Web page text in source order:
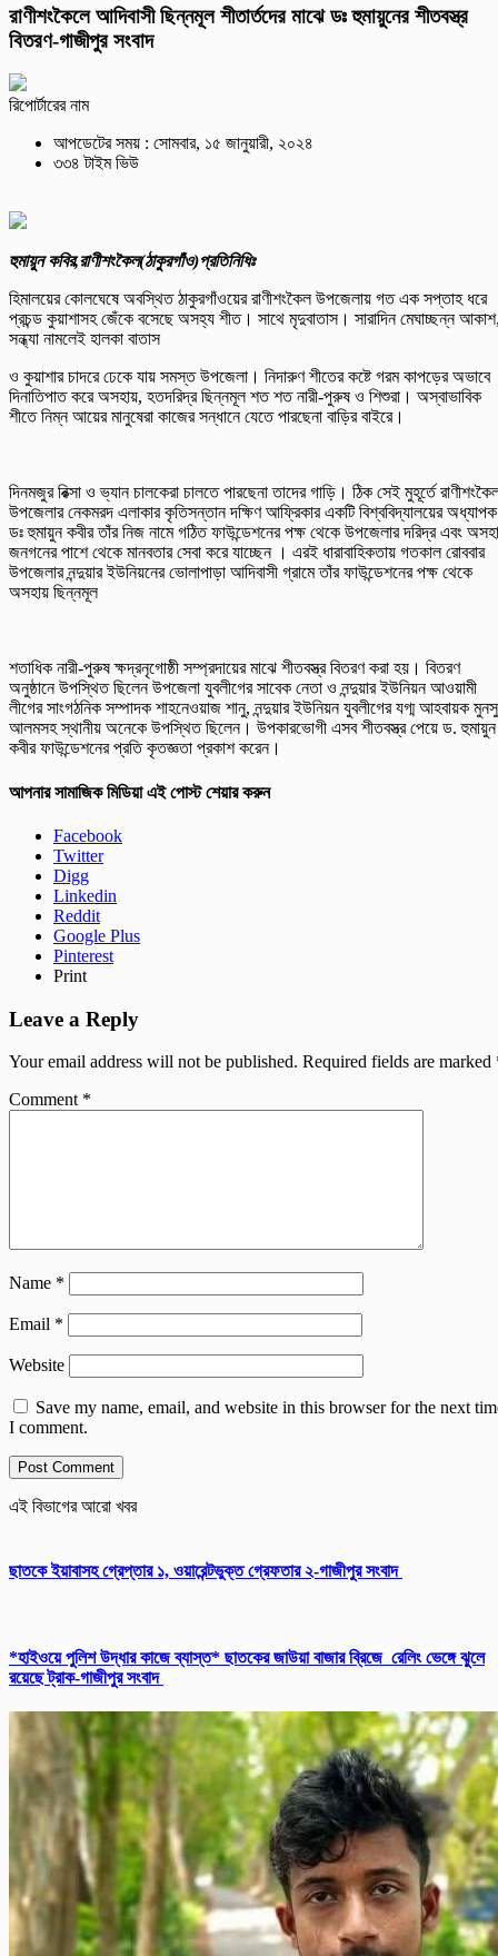
রাণীশংকৈলে আদিবাসী ছিন্নমূল শীতার্তদের মাঝে ডঃ হুমায়ুনের শীতবস্ত্র
বিতরণ-গাজীপুর সংবাদ
রিপোর্টারের নাম
আপডেটের সময় : সোমবার, ১৫ জানুয়ারী, ২০২৪
৩৩৪ টাইম ভিউ
হুমায়ুন কবির,রাণীশংকৈল(ঠাকুরগাঁও)প্রতিনিধিঃ
হিমালয়ের কোলঘেষে অবস্থিত ঠাকুরগাঁওয়ের রাণীশংকৈল উপজেলায় গত এক সপ্তাহ ধরে
প্রচন্ড কুয়াশাসহ জেঁকে বসেছে অসহ্য শীত। সাথে মৃদুবাতাস। সারাদিন মেঘাচ্ছন্ন
সন্ধ্যা নামলেই হালকা বাতাস
ও কুয়াশার চাদরে ঢেকে যায় সমস্ত উপজেলা। নিদারুণ শীতের কষ্টে গরম কাপড়ের অভাবে
দিনাতিপাত করে অসহায়, হতদরিদ্র ছিন্নমূল শত শত নারী-পুরুষ ও শিশুরা। অস্বাভাবিক
শীতে নিম্ন আয়ের মানুষেরা কাজের সন্ধানে যেতে পারছেনা বাড়ির বাইরে।
দিনমজুর রিক্সা ও ভ্যান চালকেরা চালতে পারছেনা তাদের গাড়ি। ঠিক সেই মুহূর্তে
উপজেলার নেকমরদ এলাকার কৃতিসন্তান দক্ষিণ আফ্রিকার একটি বিশ্ববিদ্যালয়ের অধ্যাপক
ডঃ হুমায়ুন কবীর তাঁর নিজ নামে গঠিত ফাউন্ডেশনের পক্ষ থেকে উপজেলার দরিদ্র এবং
জনগনের পাশে থেকে মানবতার সেবা করে যাচ্ছেন । এরই ধারাবাহিকতায় গতকাল রোববার
উপজেলার নন্দুয়ার ইউনিয়নের ভোলাপাড়া আদিবাসী গ্রামে তাঁর ফাউন্ডেশনের পক্ষ থেকে
অসহায় ছিন্নমূল
শতাধিক নারী-পুরুষ ক্ষদ্রনৃগোষ্ঠী সম্প্রদায়ের মাঝে শীতবস্ত্র বিতরণ করা হয়। বিতরণ
অনুষ্ঠানে উপস্থিত ছিলেন উপজেলা যুবলীগের সাবেক নেতা ও নন্দুয়ার ইউনিয়ন আওয়ামী
লীগের সাংগঠনিক সম্পাদক শাহনেওয়াজ শানু, নন্দুয়ার ইউনিয়ন যুবলীগের যগ্ম আহবায়ক
আলমসহ স্থানীয় অনেকে উপস্থিত ছিলেন। উপকারভোগী এসব শীতবস্ত্র পেয়ে ড. হুমায়ুন
কবীর ফাউন্ডেশনের প্রতি কৃতজ্ঞতা প্রকাশ করেন।
আপনার সামাজিক মিডিয়া এই পোস্ট শেয়ার করুন
Facebook
Twitter
Digg
Linkedin
Reddit
Google Plus
Pinterest
Print
Leave a Reply
Your email address will not be published. Required fields are marked
Comment *
Name *
Email *
Website
Save my name, email, and website in this browser for the next
I comment.
এই বিভাগের আরো খবর
ছাতকে ইয়াবাসহ গ্রেপ্তার ১, ওয়ারেন্টভুক্ত গ্রেফতার ২-গাজীপুর সংবাদ
*হাইওয়ে পুলিশ উদ্ধার কাজে ব্যাস্ত* ছাতকের জাউয়া বাজার ব্রিজে রেলিং ভেঙ্গে ঝুলে
রয়েছে ট্রাক-গাজীপুর সংবাদ